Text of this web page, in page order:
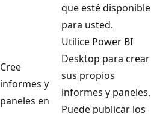
que esté disponible
para usted.
Cree
informes y
paneles en
Utilice Power BI
Desktop para crear
sus propios
informes y paneles.
Puede publicar los